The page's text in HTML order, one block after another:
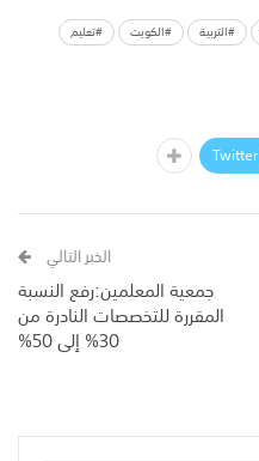
#التربية #الكويت
#تعليم
Twitter
الخبر التالي
جمعية المعلمين:رفع النسبة
المقررة للتخصصات النادرة من
30% إلى 50%